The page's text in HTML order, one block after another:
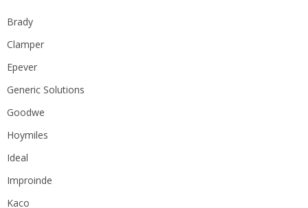
Brady
Clamper
Epever
Generic Solutions
Goodwe
Hoymiles
Ideal
Improinde
Kaco